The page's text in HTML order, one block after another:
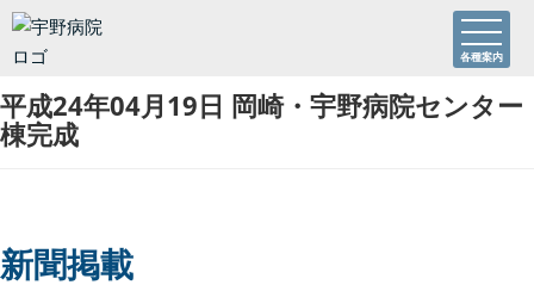
各種案内
平成24年04月19日 岡崎・宇野病院センター
棟完成
新聞掲載